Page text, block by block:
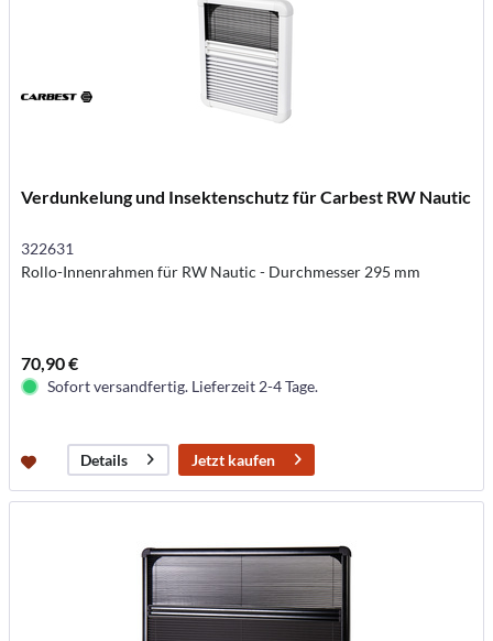
Verdunkelung und Insektenschutz für Carbest RW Nautic
322631
Rollo-Innenrahmen für RW Nautic - Durchmesser 295 mm
70,90 €
Sofort versandfertig. Lieferzeit 2-4 Tage.
Details Jetzt kaufen